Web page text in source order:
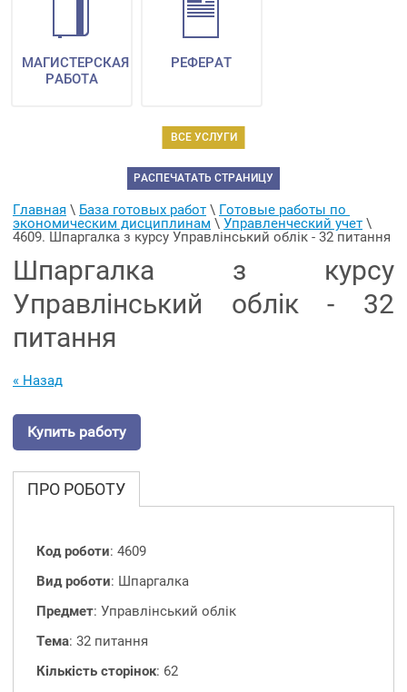
ВСЕ УСЛУГИ
МАГИСТЕРСКАЯ
РАБОТА
РЕФЕРАТ
РАСПЕЧАТАТЬ СТРАНИЦУ
Главная \ База готовых работ \ Готовые работы по
экономическим дисциплинам \ Управленческий учет
4609. Шпаргалка з курсу Управлінський облік - 32 питання
Шпаргалка з курсу
Управлінський облік - 32
питання
« Назад
Купить работу
ПРО РОБОТУ
Код роботи: 4609
Вид роботи: Шпаргалка
Предмет: Управлінський облік
Тема: 32 питання
Кількість сторінок: 62